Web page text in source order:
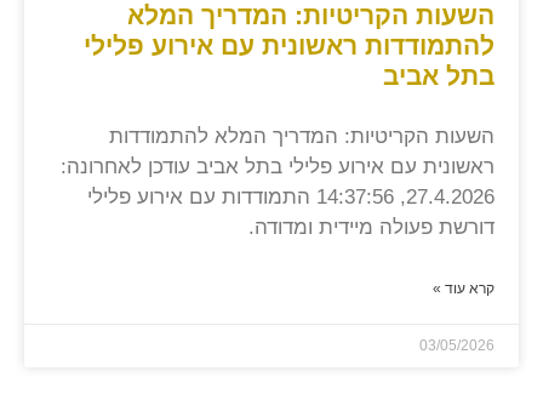
השעות הקריטיות: המדריך המלא
להתמודדות ראשונית עם אירוע פלילי
בתל אביב
השעות הקריטיות: המדריך המלא להתמודדות
ראשונית עם אירוע פלילי בתל אביב עודכן לאחרונה:
27.4.2026, 14:37:56 התמודדות עם אירוע פלילי
דורשת פעולה מיידית ומדודה.
קרא עוד »
03/05/2026